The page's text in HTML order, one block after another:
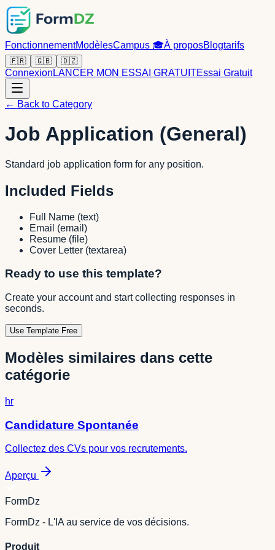
FonctionnementModèlesCampus 🎓À proposBlogtarifs
🇫🇷 🇬🇧 🇩🇿
Connexion LANCER MON ESSAI GRATUITEssai Gratuit
← Back to Category
Job Application (General)
Standard job application form for any position.
Included Fields
Full Name (text)
Email (email )
Resume (file)
Cover Letter (textarea)
Ready to use this template?
Create your account and start collecting responses in
seconds.
Use Template Free
Modèles similaires dans cette
catégorie
hr
Candidature Spontanée
Collectez des CVs pour vos recrutements.
Aperçu
FormDz
FormDz - L'IA au service de vos décisions.
Produit